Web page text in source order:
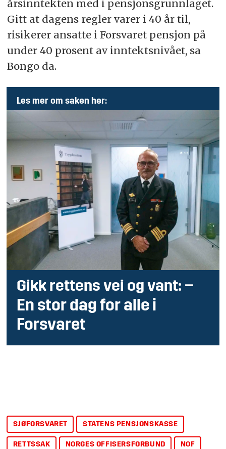
årsinntekten med i pensjonsgrunnlaget.
Gitt at dagens regler varer i 40 år til,
risikerer ansatte i Forsvaret pensjon på
under 40 prosent av inntektsnivået, sa
Bongo da.
Les mer om saken her:
Gikk rettens vei og vant: –
En stor dag for alle i
Forsvaret
SJØFORSVARET STATENS PENSJONSKASSE
RETTSSAK NORGES OFFISERSFORBUND NOF